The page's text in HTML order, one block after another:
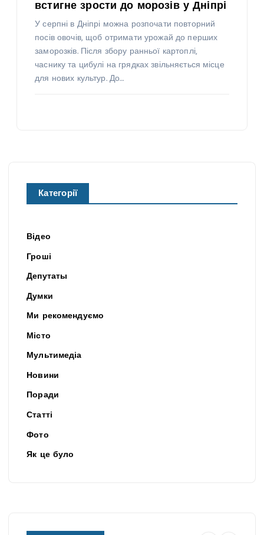
встигне зрости до морозів у Дніпрі
У серпні в Дніпрі можна розпочати повторний
посів овочів, щоб отримати урожай до перших
заморозків. Після збору ранньої картоплі,
часнику та цибулі на грядках звільняється місце
для нових культур. До…
Категорії
Відео
Гроші
Депутаты
Думки
Ми рекомендуємо
Місто
Мультимедіа
Новини
Поради
Статті
Фото
Як це було